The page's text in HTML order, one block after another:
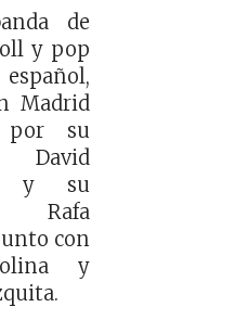
de
y pop
Madrid
por su
David
y su
Rafa
con
y